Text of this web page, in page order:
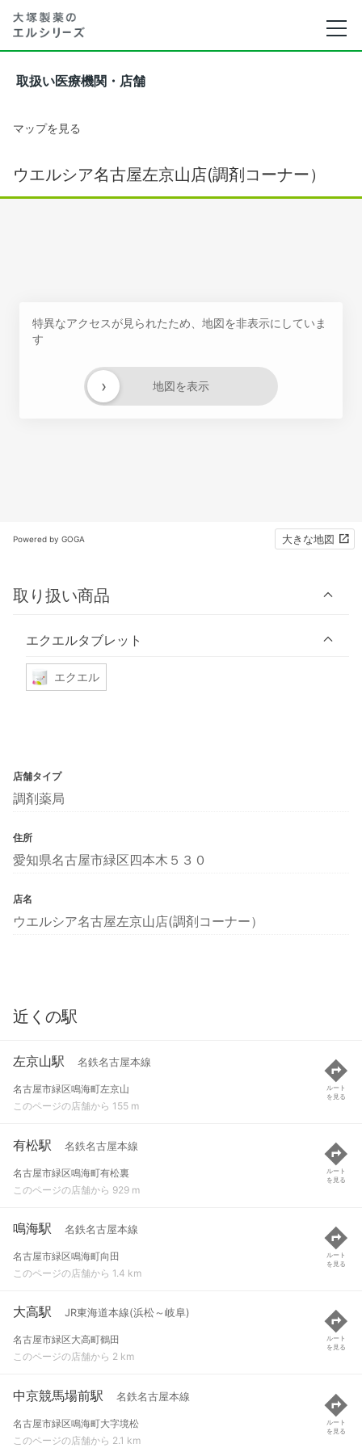
取扱い医療機関・店舗
マップを見る
ウエルシア名古屋左京山店(調剤コーナー）
特異なアクセスが見られたため、地図を非表示にしていま
す
地図を表示
›
Powered by GOGA 大きな地図
取り扱い商品
エクエルタブレット
エクエル
店舗タイプ
調剤薬局
住所
愛知県名古屋市緑区四本木５３０
店名
ウエルシア名古屋左京山店(調剤コーナー）
近くの駅
左京山駅 名鉄名古屋本線
名古屋市緑区鳴海町左京山
このページの店舗から 155 m
ルート
を見る
有松駅 名鉄名古屋本線
名古屋市緑区鳴海町有松裏
このページの店舗から 929 m
ルート
を見る
鳴海駅 名鉄名古屋本線
名古屋市緑区鳴海町向田
このページの店舗から 1.4 km
ルート
を見る
大高駅 JR東海道本線(浜松～岐阜)
名古屋市緑区大高町鶴田
このページの店舗から 2 km
ルート
を見る
中京競馬場前駅 名鉄名古屋本線
名古屋市緑区鳴海町大字境松
このページの店舗から 2.1 km
ルート
を見る